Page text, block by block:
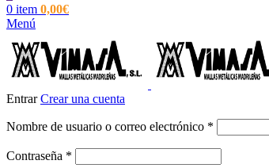
0 item 0,00€
Menú
EntrarCrear una cuenta
Nombre de usuario o correo electrónico *
Contraseña *